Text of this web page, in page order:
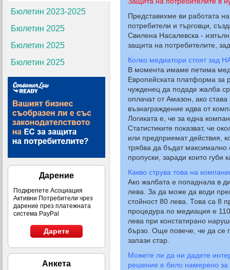
Бюлетин 2023-2025
Бюлетин 2025
Бюлетин 2025
Бюлетин 2025
Дарение
Подкрепете Асоциация
Активни Потребители чрез
дарение през платежната
система PayPal
Дарете
Анкета
Представихме ви работата
потребители и търговци,
Свилена Насалевска -
защита на потребителите,
Колко медиатори стоят зад
В момента имаме петима
Европейската платформа за
чужденец да подаде жалба
оплачат от Амазон, ако
възнаграждение идва от
Логиката е, че за една
Статистиките показват, че
или предприемат действия,
трябва да бъдат максимално
пропуски, заради които губи
Какво струва това на
Ако жалбата е попаднала в
лева. За да може да води
стойност 80 лева. Това са 8
процедура по медиация е
лева при констатирано
бързо. Още повече, че да се
запази стар.
Можете ли да ни дадете
решение е било намерено за